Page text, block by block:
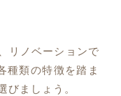
リノベーションで
種類の特徴を踏ま
びましょう。